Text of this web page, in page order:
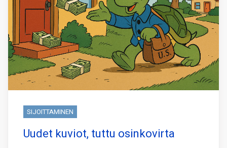
SIJOITTAMINEN
Uudet kuviot, tuttu osinkovirta